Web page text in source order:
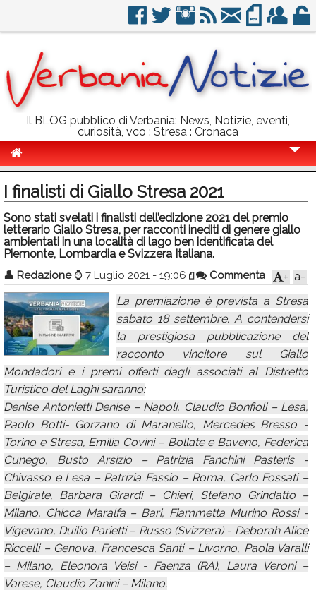
Il BLOG pubblico di Verbania: News, Notizie, eventi,
curiosità, vco : Stresa : Cronaca
Politica
Sport
Eventi
Info Utili
Rubriche
Calendario
I finalisti di Giallo Stresa 2021
Sono stati svelati i finalisti dell’edizione 2021 del premio
letterario Giallo Stresa, per racconti inediti di genere giallo
ambientati in una località di lago ben identificata del
Piemonte, Lombardia e Svizzera Italiana.
👤 Redazione ⌚ 7 Luglio 2021 - 19:06 Commenta a-
+
La premiazione è prevista a Stresa
sabato 18 settembre. A contendersi
la prestigiosa pubblicazione del
racconto vincitore sul Giallo
Mondadori e i premi offerti dagli associati al Distretto
Turistico del Laghi saranno:
Denise Antonietti Denise – Napoli, Claudio Bonfioli – Lesa,
Paolo Botti- Gorzano di Maranello, Mercedes Bresso -
Torino e Stresa, Emilia Covini – Bollate e Baveno, Federica
Cunego, Busto Arsizio – Patrizia Fanchini Pasteris -
Chivasso e Lesa – Patrizia Fassio – Roma, Carlo Fossati –
Belgirate, Barbara Girardi – Chieri, Stefano Grindatto –
Milano, Chicca Maralfa – Bari, Fiammetta Murino Rossi -
Vigevano, Duilio Parietti – Russo (Svizzera) - Deborah Alice
Riccelli – Genova, Francesca Santi – Livorno, Paola Varalli
– Milano, Eleonora Veisi - Faenza (RA), Laura Veroni –
Varese, Claudio Zanini – Milano.